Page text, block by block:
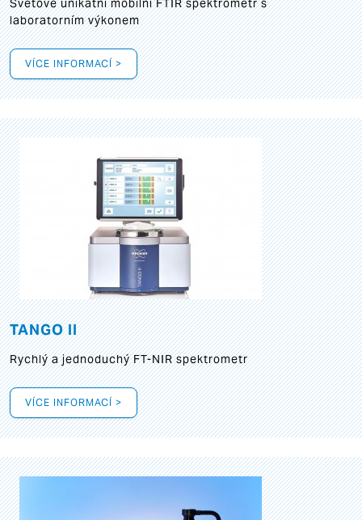
Světově unikátní mobilní FTIR spektrometr s
laboratorním výkonem
VÍCE INFORMACÍ >
TANGO II
Rychlý a jednoduchý FT-NIR spektrometr
VÍCE INFORMACÍ >